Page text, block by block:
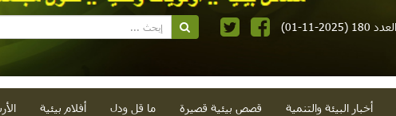
أخبار البيئة والتنمية قصص بيئية قصيرة ما قل ودل أفلام بيئية